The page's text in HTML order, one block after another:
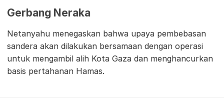
Gerbang Neraka
Netanyahu menegaskan bahwa upaya pembebasan
sandera akan dilakukan bersamaan dengan operasi
untuk mengambil alih Kota Gaza dan menghancurkan
basis pertahanan Hamas.